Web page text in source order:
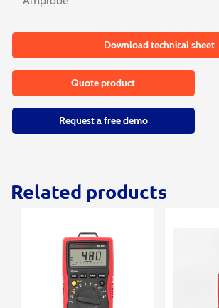
Download technical sheet
Quote product
Request a free demo
Related products